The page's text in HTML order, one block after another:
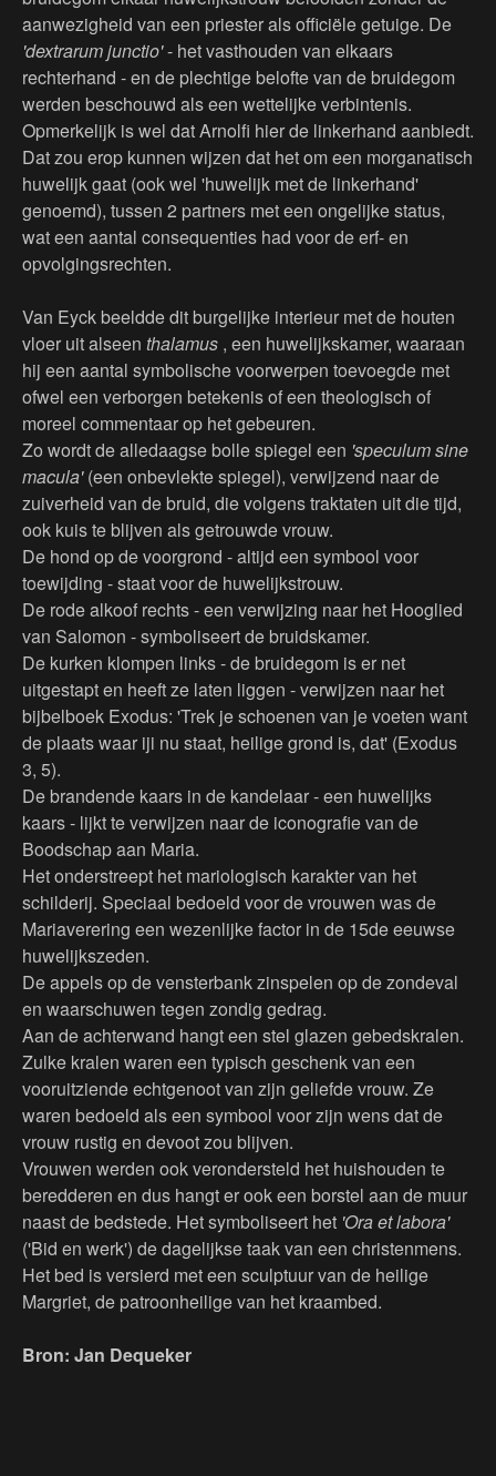
aanwezigheid van een priester als officiële getuige. De
'dextrarum junctio'- het vasthouden van elkaars
rechterhand - en de plechtige belofte van de bruidegom
werden beschouwd als een wettelijke verbintenis.
Opmerkelijk is wel dat Arnolfi hier de linkerhand aanbiedt.
Dat zou erop kunnen wijzen dat het om een morganatisch
huwelijk gaat (ook wel 'huwelijk met de linkerhand'
genoemd), tussen 2 partners met een ongelijke status,
wat een aantal consequenties had voor de erf- en
opvolgingsrechten.
Van Eyck beeldde dit burgelijke interieur met de houten
vloer uit alseen thalamus , een huwelijkskamer, waaraan
hij een aantal symbolische voorwerpen toevoegde met
ofwel een verborgen betekenis of een theologisch of
moreel commentaar op het gebeuren.
Zo wordt de alledaagse bolle spiegel een 'speculum sine
macula'(een onbevlekte spiegel), verwijzend naar de
zuiverheid van de bruid, die volgens traktaten uit die tijd,
ook kuis te blijven als getrouwde vrouw.
De hond op de voorgrond - altijd een symbool voor
toewijding - staat voor de huwelijkstrouw.
De rode alkoof rechts - een verwijzing naar het Hooglied
van Salomon - symboliseert de bruidskamer.
De kurken klompen links - de bruidegom is er net
uitgestapt en heeft ze laten liggen - verwijzen naar het
bijbelboek Exodus: 'Trek je schoenen van je voeten want
de plaats waar iji nu staat, heilige grond is, dat' (Exodus
3, 5).
De brandende kaars in de kandelaar - een huwelijks
kaars - lijkt te verwijzen naar de iconografie van de
Boodschap aan Maria.
Het onderstreept het mariologisch karakter van het
schilderij. Speciaal bedoeld voor de vrouwen was de
Mariaverering een wezenlijke factor in de 15de eeuwse
huwelijkszeden.
De appels op de vensterbank zinspelen op de zondeval
en waarschuwen tegen zondig gedrag.
Aan de achterwand hangt een stel glazen gebedskralen.
Zulke kralen waren een typisch geschenk van een
vooruitziende echtgenoot van zijn geliefde vrouw. Ze
waren bedoeld als een symbool voor zijn wens dat de
vrouw rustig en devoot zou blijven.
Vrouwen werden ook verondersteld het huishouden te
beredderen en dus hangt er ook een borstel aan de muur
naast de bedstede. Het symboliseert het 'Ora et labora'
('Bid en werk') de dagelijkse taak van een christenmens.
Het bed is versierd met een sculptuur van de heilige
Margriet, de patroonheilige van het kraambed.
Bron: Jan Dequeker